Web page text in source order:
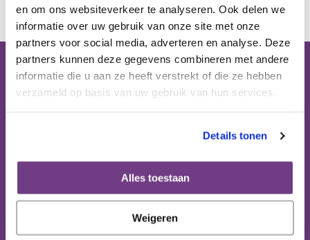
en om ons websiteverkeer te analyseren. Ook delen we
informatie over uw gebruik van onze site met onze
partners voor social media, adverteren en analyse. Deze
partners kunnen deze gegevens combineren met andere
informatie die u aan ze heeft verstrekt of die ze hebben
verzameld op basis van uw gebruik van hun services.
Details tonen
Alles toestaan
Weigeren
Over ons
Contact
Bezoekadres (op afspraak):
IBAN: NL64 ABNA 0553 3394 00